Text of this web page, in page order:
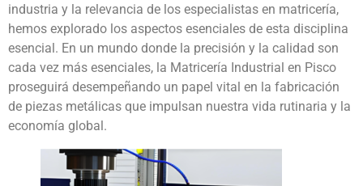
industria y la relevancia de los especialistas en matricería,
hemos explorado los aspectos esenciales de esta disciplina
esencial. En un mundo donde la precisión y la calidad son
cada vez más esenciales, la Matricería Industrial en Pisco
proseguirá desempeñando un papel vital en la fabricación
de piezas metálicas que impulsan nuestra vida rutinaria y la
economía global.